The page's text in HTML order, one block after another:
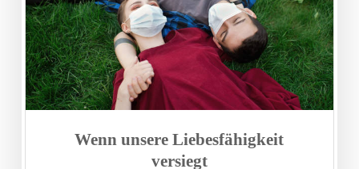
Wenn unsere Liebesfähigkeit
versiegt